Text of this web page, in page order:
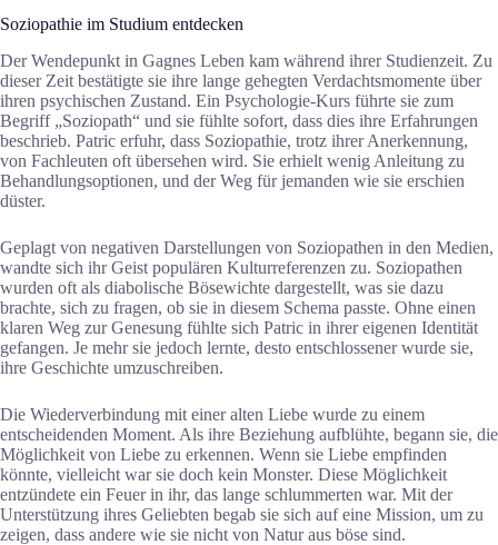
Soziopathie im Studium entdecken
Der Wendepunkt in Gagnes Leben kam während ihrer Studienzeit. Zu
dieser Zeit bestätigte sie ihre lange gehegten Verdachtsmomente über
ihren psychischen Zustand. Ein Psychologie-Kurs führte sie zum
Begriff „Soziopath“ und sie fühlte sofort, dass dies ihre Erfahrungen
beschrieb. Patric erfuhr, dass Soziopathie, trotz ihrer Anerkennung,
von Fachleuten oft übersehen wird. Sie erhielt wenig Anleitung zu
Behandlungsoptionen, und der Weg für jemanden wie sie erschien
düster.
Geplagt von negativen Darstellungen von Soziopathen in den Medien,
wandte sich ihr Geist populären Kulturreferenzen zu. Soziopathen
wurden oft als diabolische Bösewichte dargestellt, was sie dazu
brachte, sich zu fragen, ob sie in diesem Schema passte. Ohne einen
klaren Weg zur Genesung fühlte sich Patric in ihrer eigenen Identität
gefangen. Je mehr sie jedoch lernte, desto entschlossener wurde sie,
ihre Geschichte umzuschreiben.
Die Wiederverbindung mit einer alten Liebe wurde zu einem
entscheidenden Moment. Als ihre Beziehung aufblühte, begann sie, die
Möglichkeit von Liebe zu erkennen. Wenn sie Liebe empfinden
könnte, vielleicht war sie doch kein Monster. Diese Möglichkeit
entzündete ein Feuer in ihr, das lange schlummerten war. Mit der
Unterstützung ihres Geliebten begab sie sich auf eine Mission, um zu
zeigen, dass andere wie sie nicht von Natur aus böse sind.